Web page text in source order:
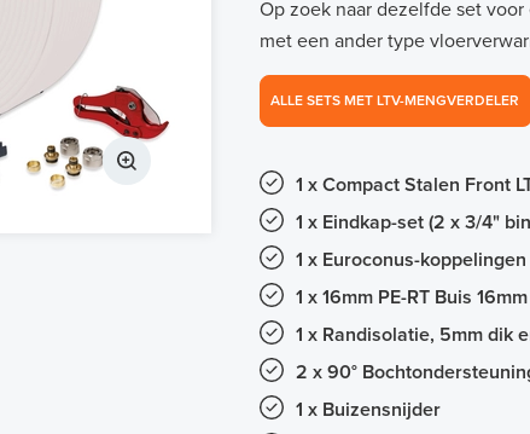
Op zoek naar dezelfde set
met een ander type
ALLE SETS MET LTV-MENGVERDELER
1 x Compact Stalen Front
1 x Eindkap-set (2 x 3/4"
1 x Euroconus-
1 x 16mm PE-RT Buis
1 x Randisolatie, 5mm dik
2 x 90°
1 x Buizensnijder